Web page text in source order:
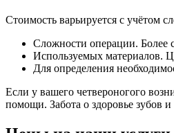
Стоимость варьируется с учётом
Сложности операции. Более
Используемых материалов.
Для определения
Если у вашего четвероногого
помощи. Забота о здоровье зубов